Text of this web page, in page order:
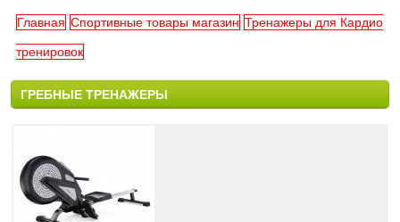
Главная Спортивные товары магазин Тренажеры для Кардио
тренировок
ГРЕБНЫЕ ТРЕНАЖЕРЫ